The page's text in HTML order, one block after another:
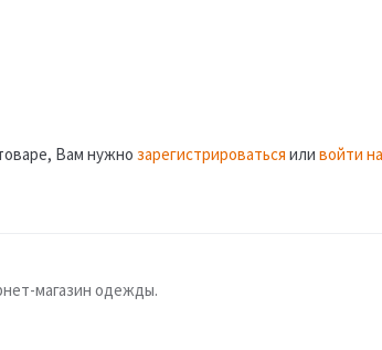
Вам нужно зарегистрироваться или войти
магазин одежды.